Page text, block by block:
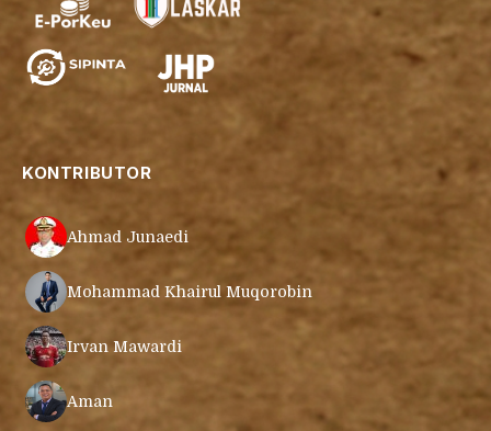
KONTRIBUTOR
Ahmad Junaedi
Mohammad Khairul Muqorobin
Irvan Mawardi
Aman